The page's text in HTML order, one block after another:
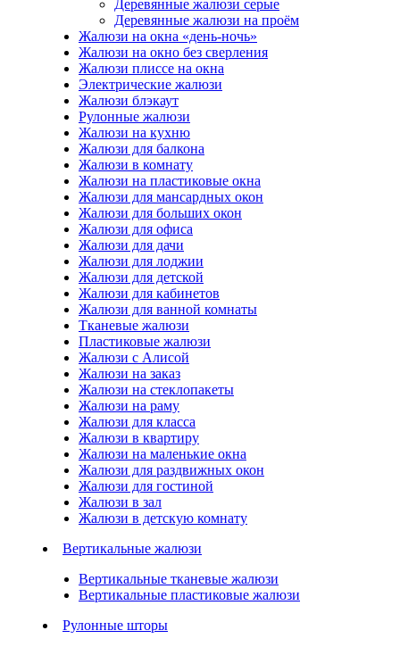
Деревянные жалюзи серые
Деревянные жалюзи на проём
Жалюзи на окна «день-ночь»
Жалюзи на окно без сверления
Жалюзи плиссе на окна
Электрические жалюзи
Жалюзи блэкаут
Рулонные жалюзи
Жалюзи на кухню
Жалюзи для балкона
Жалюзи в комнату
Жалюзи на пластиковые окна
Жалюзи для мансардных окон
Жалюзи для больших окон
Жалюзи для офиса
Жалюзи для дачи
Жалюзи для лоджии
Жалюзи для детской
Жалюзи для кабинетов
Жалюзи для ванной комнаты
Тканевые жалюзи
Пластиковые жалюзи
Жалюзи с Алисой
Жалюзи на заказ
Жалюзи на стеклопакеты
Жалюзи на раму
Жалюзи для класса
Жалюзи в квартиру
Жалюзи на маленькие окна
Жалюзи для раздвижных окон
Жалюзи для гостиной
Жалюзи в зал
Жалюзи в детскую комнату
Вертикальные жалюзи
Вертикальные тканевые жалюзи
Вертикальные пластиковые жалюзи
Рулонные шторы